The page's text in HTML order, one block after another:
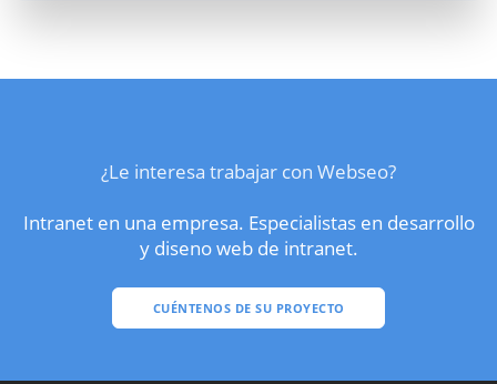
¿Le interesa trabajar con Webseo?
Intranet en una empresa. Especialistas en desarrollo
y diseno web de intranet.
CUÉNTENOS DE SU PROYECTO